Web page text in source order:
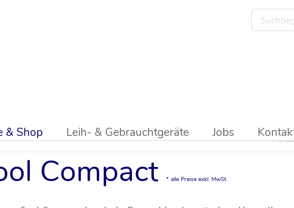
& Shop Leih- & Gebrauchtgeräte Jobs
Compact * alle Preise exkl. MwSt.